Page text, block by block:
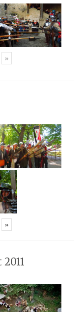
»
»